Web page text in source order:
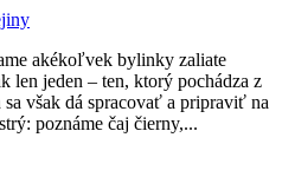
akékoľvek bylinky zaliate
len jeden – ten, ktorý pochádza z
však dá spracovať a pripraviť na
poznáme čaj čierny,...